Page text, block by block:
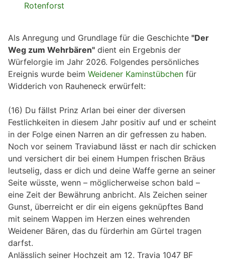
Rotenforst
Als Anregung und Grundlage für die Geschichte "Der
Weg zum Wehrbären" dient ein Ergebnis der
Würfelorgie im Jahr 2026. Folgendes persönliches
Ereignis wurde beim Weidener Kaminstübchen für
Widderich von Rauheneck erwürfelt:
(16) Du fällst Prinz Arlan bei einer der diversen
Festlichkeiten in diesem Jahr positiv auf und er scheint
in der Folge einen Narren an dir gefressen zu haben.
Noch vor seinem Traviabund lässt er nach dir schicken
und versichert dir bei einem Humpen frischen Bräus
leutselig, dass er dich und deine Waffe gerne an seiner
Seite wüsste, wenn – möglicherweise schon bald –
eine Zeit der Bewährung anbricht. Als Zeichen seiner
Gunst, überreicht er dir ein eigens geknüpftes Band
mit seinem Wappen im Herzen eines wehrenden
Weidener Bären, das du fürderhin am Gürtel tragen
darfst.
Anlässlich seiner Hochzeit am 12. Travia 1047 BF